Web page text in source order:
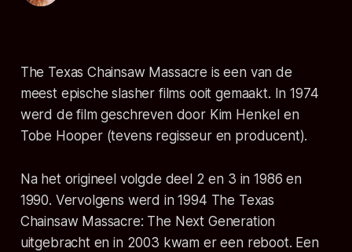
The Texas Chainsaw Massacre is een van de
meest epische slasher films ooit gemaakt. In 1974
werd de film geschreven door Kim Henkel en
Tobe Hooper (tevens regisseur en producent).
Na het origineel volgde deel 2 en 3 in 1986 en
1990. Vervolgens werd in 1994 The Texas
Chainsaw Massacre: The Next Generation
uitgebracht en in 2003 kwam er een reboot. Een